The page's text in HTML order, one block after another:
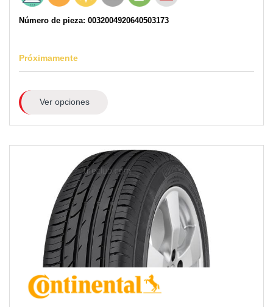
Número de pieza: 0032004920640503173
Próximamente
Ver opciones